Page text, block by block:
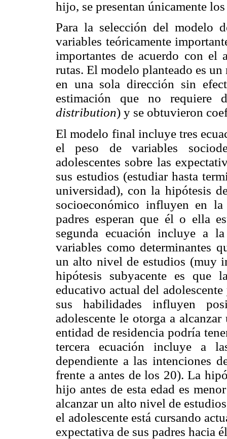
hijo, se presentan únicamente
Para la selección del modelo
variables teóricamente
importantes de acuerdo con
rutas. El modelo planteado es
en una sola dirección sin
estimación que no requiere
distribution) y se obtuvieron
El modelo final incluye tres
el peso de variables
adolescentes sobre las
sus estudios (estudiar hasta
universidad), con la hipótesis
socioeconómico influyen en
padres esperan que él o ella
segunda ecuación incluye a
variables como determinantes
un alto nivel de estudios (muy
hipótesis subyacente es que
educativo actual del
sus habilidades influyen
adolescente le otorga a
entidad de residencia podría
tercera ecuación incluye a
dependiente a las intenciones
frente a antes de los 20). La
hijo antes de esta edad es
alcanzar un alto nivel de
el adolescente está cursando
expectativa de sus padres hacia